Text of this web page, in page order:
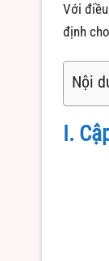
Với
định
Nội
I.